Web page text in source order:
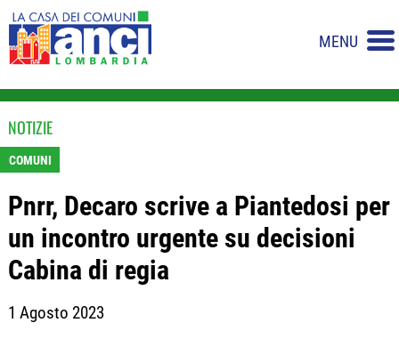
MENU
NOTIZIE
COMUNI
Pnrr, Decaro scrive a Piantedosi per
un incontro urgente su decisioni
Cabina di regia
1 Agosto 2023